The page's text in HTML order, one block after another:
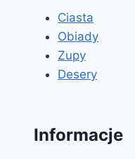
Ciasta
Obiady
Zupy
Desery
Informacje